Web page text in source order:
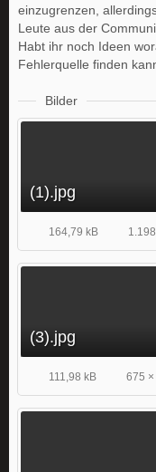
einzugrenzen,
Leute aus der
Habt ihr noch Ideen
Fehlerquelle finden
Bilder
(1).jpg
164,79 kB
(3).jpg
111,98 kB 675